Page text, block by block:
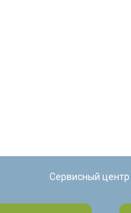
Сервисный центр